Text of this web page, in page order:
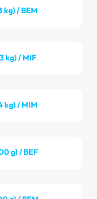
kg) / BEM
kg) / MIF
kg) / MIM
g) / BEF